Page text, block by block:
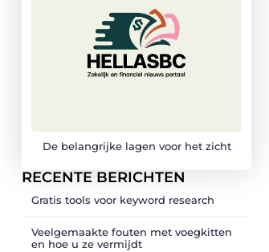
De belangrijke lagen voor het zicht
RECENTE BERICHTEN
Gratis tools voor keyword research
Veelgemaakte fouten met voegkitten
en hoe u ze vermijdt